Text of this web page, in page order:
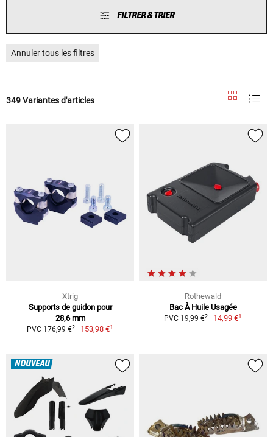
FILTRER & TRIER
Annuler tous les filtres
349 Variantes d'articles
Xtrig
Supports de guidon pour
28,6 mm
PVC 176,99 €2 153,98 €1
Rothewald
Bac À Huile Usagée
PVC 19,99 €2 14,99 €1
NOUVEAU